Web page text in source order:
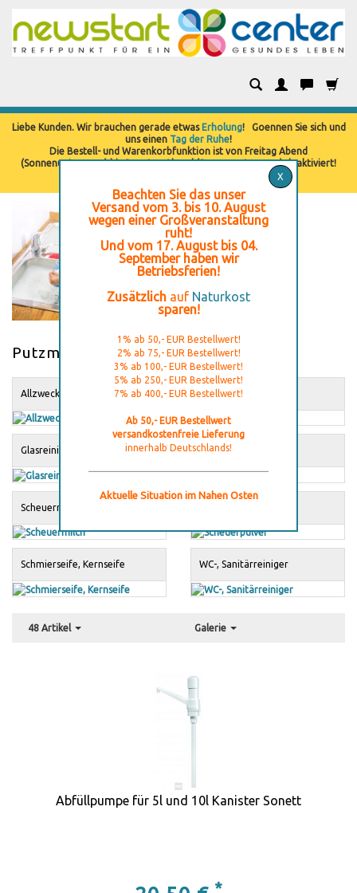
Liebe Kunden. Wir brauchen gerade etwas Erholung! Goennen Sie sich und
uns einen Tag der Ruhe!
Die Bestell- und Warenkorbfunktion ist von Freitag Abend
(Sonnenuntergang) bis Samstag Abend (Sonnenuntergang) deaktiviert!
X
Beachten Sie das unser
Versand vom 3. bis 10. August
wegen einer Großveranstaltung
ruht!
Und vom 17. August bis 04.
September haben wir
Betriebsferien!
Zusätzlich auf Naturkost
sparen!
1% ab 50,- EUR Bestellwert!
2% ab 75,- EUR Bestellwert!
3% ab 100,- EUR Bestellwert!
5% ab 250,- EUR Bestellwert!
7% ab 400,- EUR Bestellwert!
Ab 50,- EUR Bestellwert
versandkostenfreie Lieferung
innerhalb Deutschlands!
Aktuelle Situation im Nahen Osten
Putzmittel, Reinigungsmittel
Allzweckreiniger Desinfektionsmittel
Glasreiniger Kalkentferner
Scheuermilch
Schmierseife, Kernseife WC-, Sanitärreiniger
48 Artikel Galerie
Abfüllpumpe für 5l und 10l Kanister Sonett
*